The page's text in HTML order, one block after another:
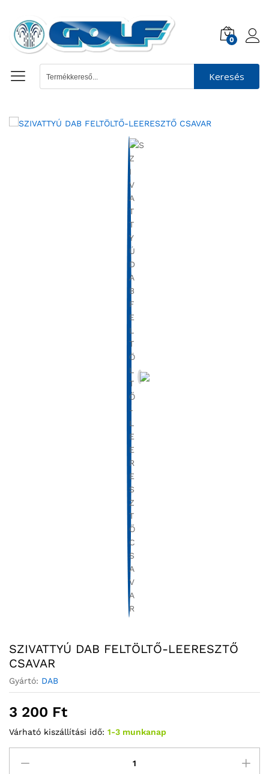
0
Keresés
SZIVATTYÚ DAB FELTÖLTŐ-LEERESZTŐ
CSAVAR
Gyártó: DAB
3 200 Ft
Várható kiszállítási idő: 1-3 munkanap